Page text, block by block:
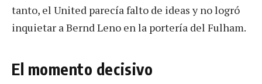
tanto, el United parecía falto de ideas y no logró
inquietar a Bernd Leno en la portería del Fulham.
El momento decisivo